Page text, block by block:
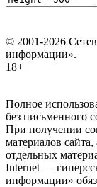
© 2001-2026
информации».
18+
Полное
без письменного
При получении
материалов
отдельных
Internet —
информации»